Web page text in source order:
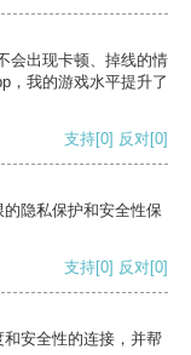
会出现卡顿、掉线的情
，我的游戏水平提升了
支持[0] 反对[0]
隐私保护和安全性保
支持[0] 反对[0]
安全性的连接，并帮